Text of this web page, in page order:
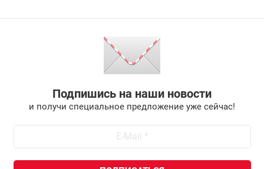
Подпишись на наши новости
и получи специальное предложение уже сейчас!